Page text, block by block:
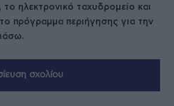
ηλεκτρονικό ταχυδρομείο και
πρόγραμμα περιήγησης για την